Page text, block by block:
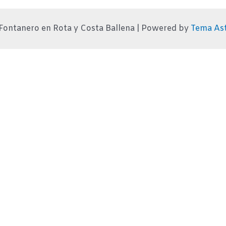
en Rota y Costa Ballena | Powered by Tema